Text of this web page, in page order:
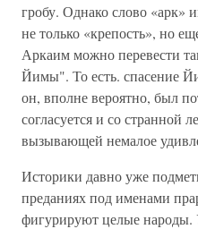
гробу. Однако слово «арк»
не только «крепость», но
Аркаим можно перевести
Йимы". То есть. спасение
он, вполне вероятно, был
согласуется и со странной
вызывающей немалое
Историки давно уже
преданиях под именами
фигурируют целые